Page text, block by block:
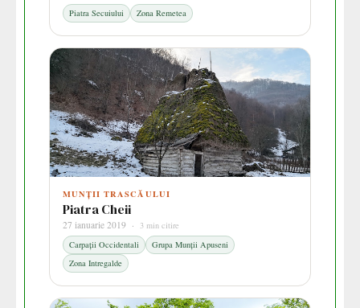
Piatra Secuiului
Zona Remetea
MUNȚII TRASCĂULUI
Piatra Cheii
27 ianuarie 2019 ·
3 min citire
Carpații Occidentali
Grupa Munții Apuseni
Zona Intregalde